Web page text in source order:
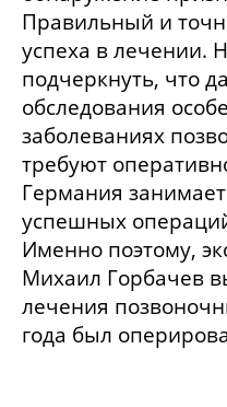
Правильный и
успеха в лечении.
подчеркнуть, что
обследования
заболеваниях
требуют
Германия
успешных
Именно поэтому,
Михаил Горбачев
лечения
года был